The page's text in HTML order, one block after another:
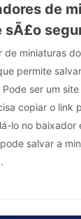
de
sÃ£o
de miniaturas
permite
Pode ser um
copiar o link
lo no baixador
salvar a